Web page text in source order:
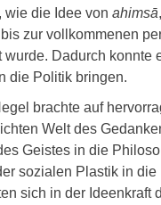
die Idee von ahimsā
zur vollkommenen
wurde. Dadurch konnte
die Politik bringen.
brachte auf
Welt des
Geistes in die
sozialen Plastik in
sich in der Ideenkraft